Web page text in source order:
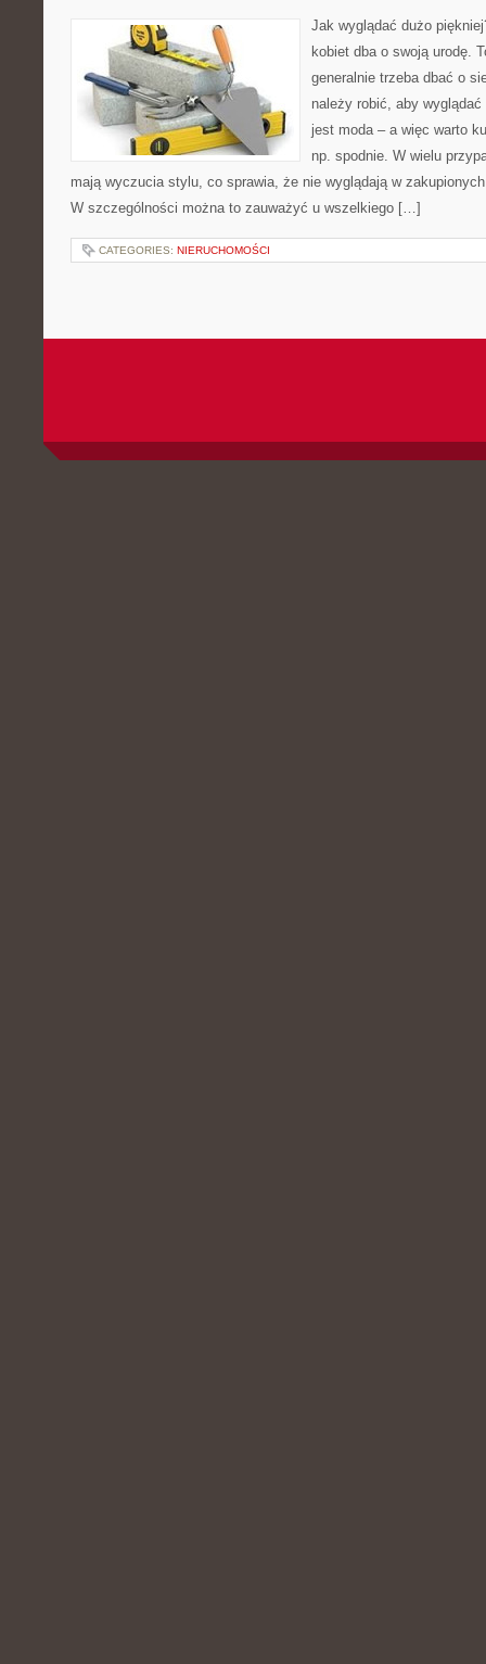
Jak wyglądać dużo
kobiet dba o swoją urodę.
generalnie trzeba dbać o
należy robić, aby
jest moda – a więc warto
np. spodnie. W wielu
mają wyczucia stylu, co sprawia, że nie wyglądają w
W szczególności można to zauważyć u wszelkiego […]
CATEGORIES: NIERUCHOMOŚCI